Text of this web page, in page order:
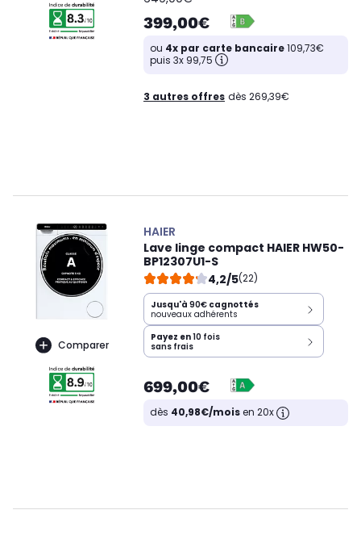
399,00€
ou 4x par carte bancaire109,73€
puis 3x 99,75
3 autres offres dès 269,39€
Comparer
HAIER
Lave linge compact HAIER HW50-
BP12307U1-S
4,2/5(22)
Jusqu'à 90€ cagnottés
nouveaux adhérents
Payez en10 fois
sans frais
699,00€
dès 40,98€/moisen 20x